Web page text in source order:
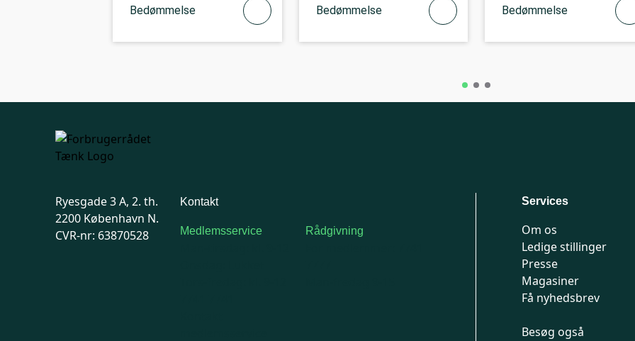
Bedømmelse Bedømmelse Bedømmelse
Ryesgade 3 A, 2. th.
2200 København N.
CVR-nr: 63870528
Kontakt
Medlemsservice Rådgivning
Services
Om os
Ledige stillinger
Presse
Magasiner
Få nyhedsbrev
Besøg også